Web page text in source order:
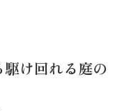
駆け回れる庭の